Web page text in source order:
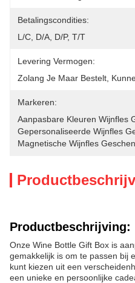
Betalingscondities:
L/C, D/A, D/P, T/T
Levering Vermogen:
Zolang Je Maar Bestelt,
Markeren:
Aanpasbare Kleuren Wijnfles
Gepersonaliseerde Wijnfles
Magnetische Wijnfles
Productbeschrijving:
Onze Wine Bottle Gift Box is
gemakkelijk is om te passen bij
kunt kiezen uit een
een unieke en persoonlijke